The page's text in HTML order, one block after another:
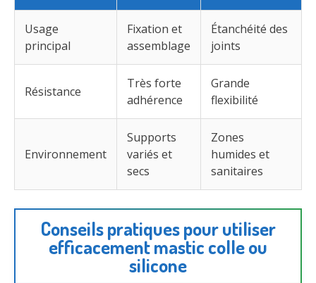
Usage
principal
Fixation et
assemblage
Étanchéité des
joints
Résistance
Très forte
adhérence
Grande
flexibilité
Environnement
Supports
variés et
secs
Zones
humides et
sanitaires
Conseils pratiques pour utiliser
efficacement mastic colle ou
silicone